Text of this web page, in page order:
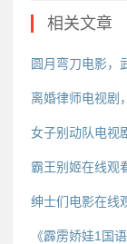
相关文章
圆月弯刀电影，
离婚律师电视剧
霸王别姬在线观
绅士们电影在线
《霹雳娇娃1国